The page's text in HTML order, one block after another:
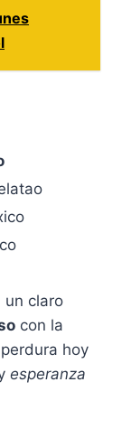
un claro
con la
hoy
esperanza